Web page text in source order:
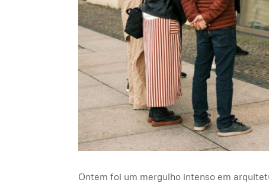
Ontem foi um mergulho intenso em